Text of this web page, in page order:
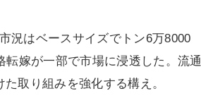
況はベースサイズでトン6万8000
嫁が一部で市場に浸透した。流通
取り組みを強化する構え。